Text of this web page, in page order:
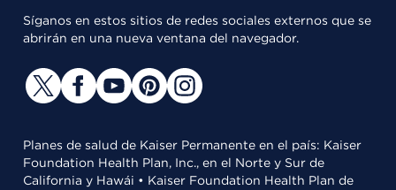
Síganos en estos sitios de redes sociales externos que se
abrirán en una nueva ventana del navegador.
Planes de salud de Kaiser Permanente en el país: Kaiser
Foundation Health Plan, Inc., en el Norte y Sur de
California y Hawái • Kaiser Foundation Health Plan de